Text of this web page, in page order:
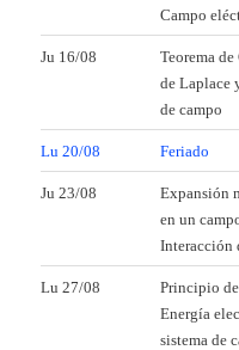
Campo
Ju 16/08
Teorema de
de Laplace
de campo
Lu 20/08 Feriado
Ju 23/08
Expansión
en un
Interacción
Lu 27/08
Principio
Energía
sistema de